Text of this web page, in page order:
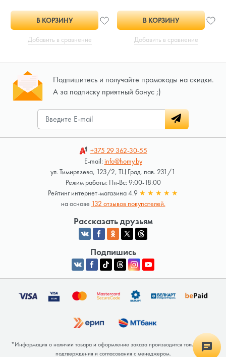
В КОРЗИНУ
Добавить в сравнение
В КОРЗИНУ
Добавить в сравнение
Подпишитесь и получайте промокоды на скидки.
А за подписку приятный бонус ;)
+375 29362-30-55
E-mail:info@homy.by
ул. Тимирязева, 123/2, ТЦ Град, пав. 231/1
Режим работы: Пн-Вс: 9:00-18:00
Рейтинг интернет-магазина 4.9 ★ ★ ★ ★ ★
на основе 132 отзывов покупателей.
Рассказать друзьям
Подпишись
*Информация о наличии товара и оформление заказа производится только после
подтверждения и согласования с менеджером.